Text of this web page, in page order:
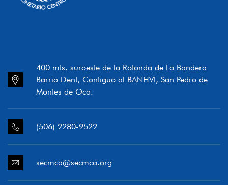
400 mts. suroeste de la Rotonda de La Bandera
Barrio Dent, Contiguo al BANHVI, San Pedro de
Montes de Oca.
(506) 2280-9522
secmca@secmca.org